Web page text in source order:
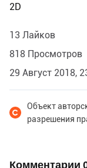
2D
13 Лайков
818 Просмотров
29 Август 2018,
Объект
разрешения
Комментарии